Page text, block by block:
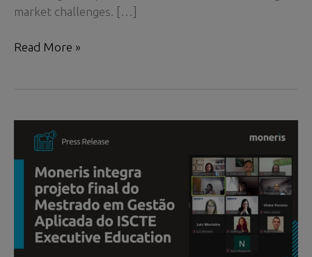
market challenges. […]
Moneris
final
project
Master’s
degree
Read More »